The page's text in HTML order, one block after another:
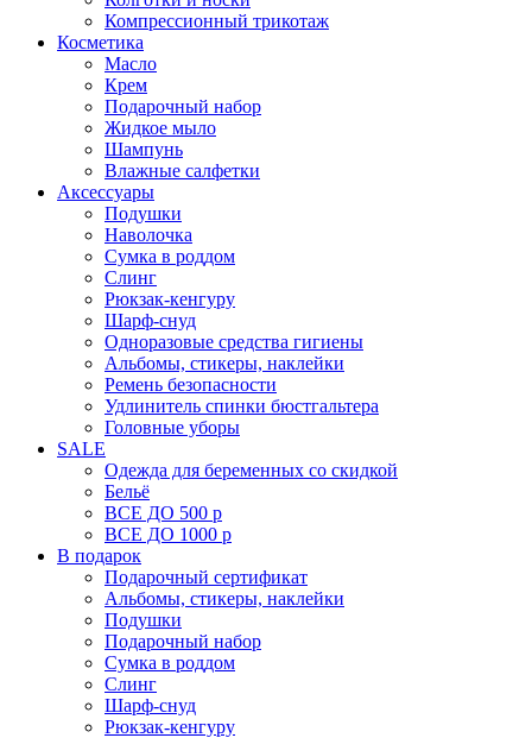
Компрессионный трикотаж
Косметика
Масло
Крем
Подарочный набор
Жидкое мыло
Шампунь
Влажные салфетки
Аксессуары
Подушки
Наволочка
Сумка в роддом
Cлинг
Рюкзак-кенгуру
Шарф-снуд
Одноразовые средства гигиены
Альбомы, стикеры, наклейки
Ремень безопасности
Удлинитель спинки бюстгальтера
Головные уборы
SALE
Одежда для беременных со скидкой
Бельё
ВСЕ ДО 500 р
ВСЕ ДО 1000 р
В подарок
Подарочный сертификат
Альбомы, стикеры, наклейки
Подушки
Подарочный набор
Сумка в роддом
Слинг
Шарф-снуд
Рюкзак-кенгуру